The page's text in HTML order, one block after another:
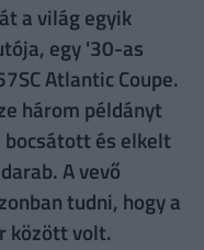
a világ egyik
egy '30-as
Atlantic Coupe.
három példányt
és elkelt
A vevő
tudni, hogy a
között volt.